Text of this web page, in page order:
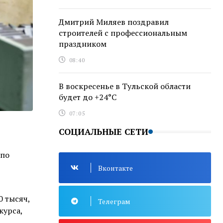
тысяч,
Дмитрий Миляев поздравил
строителей с профессиональным
праздником
08:40
В воскресенье в Тульской области
будет до +24°C
07:05
СОЦИАЛЬНЫЕ СЕТИ
Вконтакте
Телеграм